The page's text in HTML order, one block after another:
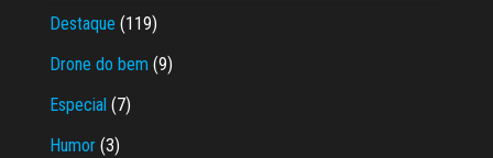
Destaque (119)
Drone do bem (9)
Especial (7)
Humor (3)